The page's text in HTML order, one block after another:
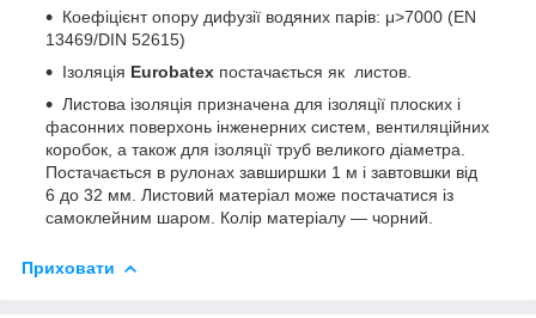
Коефіцієнт опору дифузії водяних парів: μ>7000 (EN
13469/DIN 52615)
Ізоляція Eurobatex постачається як листов.
Листова ізоляція призначена для ізоляції плоских і
фасонних поверхонь інженерних систем, вентиляційних
коробок, а також для ізоляції труб великого діаметра.
Постачається в рулонах завширшки 1 м і завтовшки від
6 до 32 мм. Листовий матеріал може постачатися із
самоклейним шаром. Колір матеріалу — чорний.
Приховати